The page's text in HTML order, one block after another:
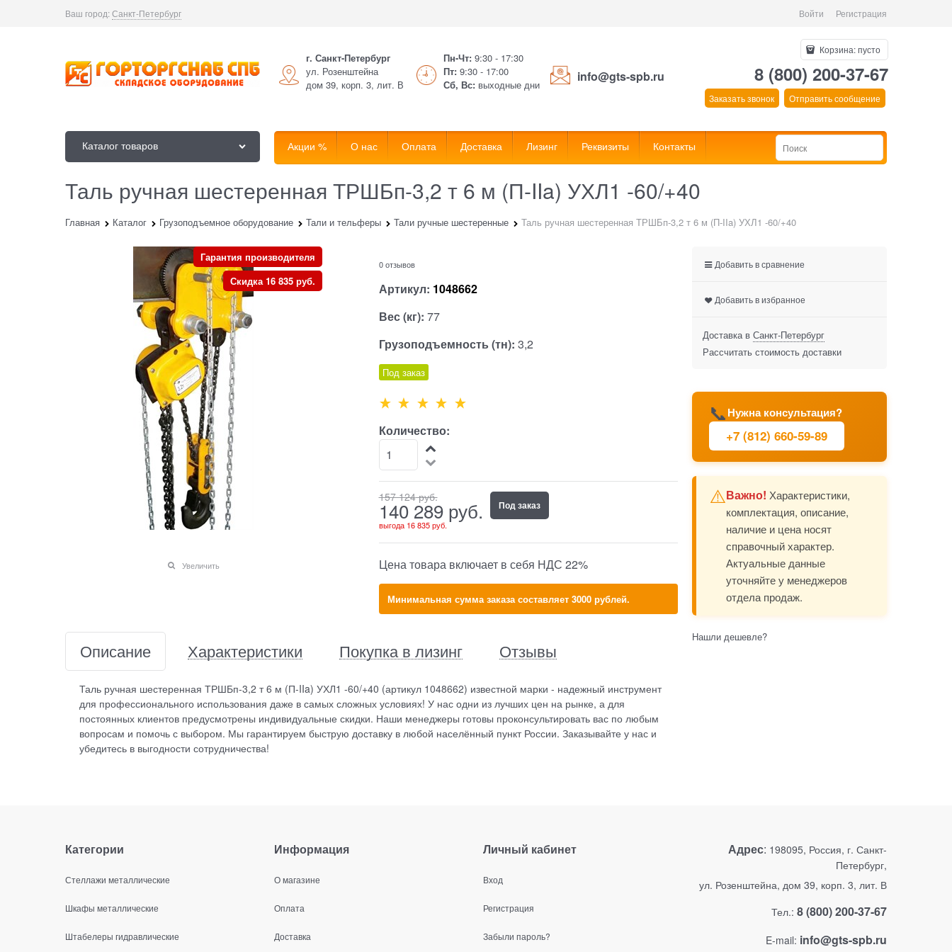
Ваш город:Санкт-Петербург Войти Регистрация
г. Санкт-Петербург
ул. Розенштейна
дом 39, корп. 3, лит. В
Пн-Чт: 9:30 - 17:30
Пт: 9:30 - 17:00
Сб, Вс: выходные дни
info@gts-spb.ru
Корзина:пусто
8 (800) 200-37-67
Заказать звонок Отправить сообщение
Каталог товаров Акции % О нас Оплата Доставка Лизинг Реквизиты Контакты
Таль ручная шестеренная ТРШБп-3,2 т 6 м (П-IIa) УХЛ1 -60/+40
Главная Каталог Грузоподъемное оборудование Тали и тельферы Тали ручные шестеренные Таль ручная шестеренная ТРШБп-3,2 т 6 м (П-IIa) УХЛ1 -60/+40
Гарантия производителя
Скидка 16 835 руб.
Увеличить
0 отзывов
Артикул: 1048662
Вес (кг): 77
Грузоподъемность (тн): 3,2
Под заказ
Количество:
157 124 руб.
140 289 руб.
выгода 16 835 руб.
Под заказ
Цена товара включает в себя НДС 22%
Минимальная сумма заказа составляет 3000 рублей.
Описание Характеристики Покупка в лизинг Отзывы
Таль ручная шестеренная ТРШБп-3,2 т 6 м (П-IIa) УХЛ1 -60/+40 (артикул 1048662) известной марки - надежный инструмент
для профессионального использования даже в самых сложных условиях! У нас одни из лучших цен на рынке, а для
постоянных клиентов предусмотрены индивидуальные скидки. Наши менеджеры готовы проконсультировать вас по любым
вопросам и помочь с выбором. Мы гарантируем быструю доставку в любой населённый пункт России. Заказывайте у нас и
убедитесь в выгодности сотрудничества!
📞Нужна консультация?
+7 (812) 660-59-89
⚠️Важно! Характеристики,
комплектация, описание,
наличие и цена носят
справочный характер.
Актуальные данные
уточняйте у менеджеров
отдела продаж.
Добавить в сравнение
Добавить в избранное
Доставка в Санкт-Петербург
Рассчитать стоимость доставки
Нашли дешевле?
Категории
Стеллажи металлические
Шкафы металлические
Штабелеры гидравлические
Информация
О магазине
Оплата
Доставка
Личный кабинет
Вход
Регистрация
Забыли пароль?
Адрес: 198095, Россия, г. Санкт-
Петербург,
ул. Розенштейна, дом 39, корп. 3, лит. В
Тел.: 8 (800) 200-37-67
E-mail: info@gts-spb.ru